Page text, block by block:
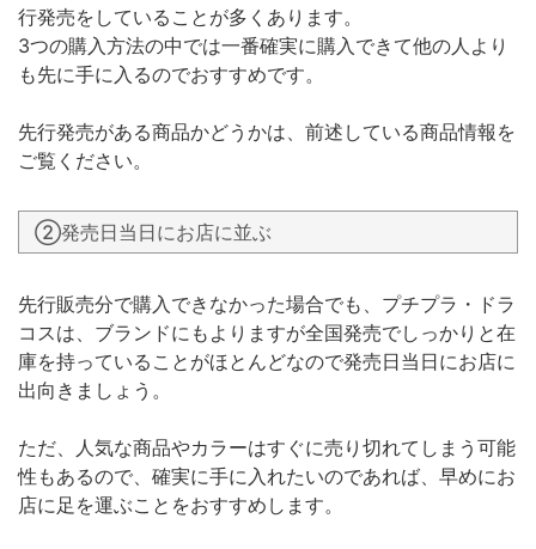
行発売をしていることが多くあります。
3つの購入方法の中では一番確実に購入できて他の人より
も先に手に入るのでおすすめです。
先行発売がある商品かどうかは、前述している商品情報を
ご覧ください。
②発売日当日にお店に並ぶ
先行販売分で購入できなかった場合でも、プチプラ・ドラ
コスは、ブランドにもよりますが全国発売でしっかりと在
庫を持っていることがほとんどなので発売日当日にお店に
出向きましょう。
ただ、人気な商品やカラーはすぐに売り切れてしまう可能
性もあるので、確実に手に入れたいのであれば、早めにお
店に足を運ぶことをおすすめします。